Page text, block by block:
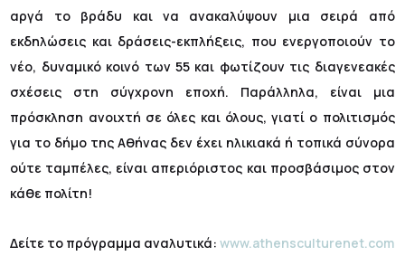
αργά το βράδυ και να ανακαλύψουν μια σειρά από
εκδηλώσεις και δράσεις-εκπλήξεις, που ενεργοποιούν το
νέο, δυναμικό κοινό των 55 και φωτίζουν τις διαγενεακές
σχέσεις στη σύγχρονη εποχή. Παράλληλα, είναι μια
πρόσκληση ανοιχτή σε όλες και όλους, γιατί ο πολιτισμός
για το δήμο της Αθήνας δεν έχει ηλικιακά ή τοπικά σύνορα
ούτε ταμπέλες, είναι απεριόριστος και προσβάσιμος στον
κάθε πολίτη!
Δείτε το πρόγραμμα αναλυτικά:www.athensculturenet.com